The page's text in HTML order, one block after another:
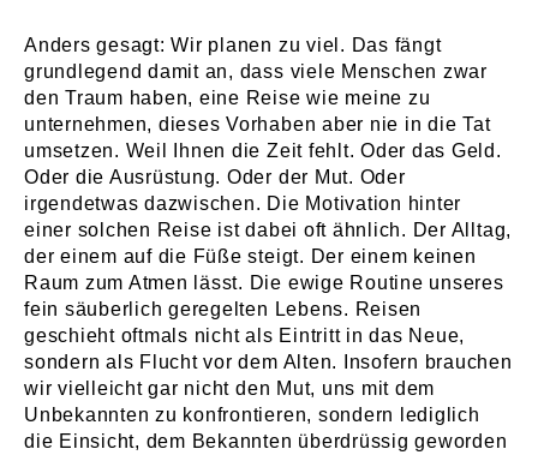
Anders gesagt: Wir planen zu viel. Das fängt
grundlegend damit an, dass viele Menschen zwar
den Traum haben, eine Reise wie meine zu
unternehmen, dieses Vorhaben aber nie in die Tat
umsetzen. Weil Ihnen die Zeit fehlt. Oder das Geld.
Oder die Ausrüstung. Oder der Mut. Oder
irgendetwas dazwischen. Die Motivation hinter
einer solchen Reise ist dabei oft ähnlich. Der Alltag,
der einem auf die Füße steigt. Der einem keinen
Raum zum Atmen lässt. Die ewige Routine unseres
fein säuberlich geregelten Lebens. Reisen
geschieht oftmals nicht als Eintritt in das Neue,
sondern als Flucht vor dem Alten. Insofern brauchen
wir vielleicht gar nicht den Mut, uns mit dem
Unbekannten zu konfrontieren, sondern lediglich
die Einsicht, dem Bekannten überdrüssig geworden